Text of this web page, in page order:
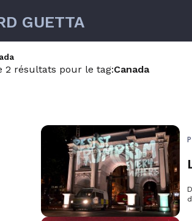
GUETTA
2 résultats pour le tag:Canada